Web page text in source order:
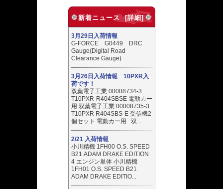
新着ニュース [詳細]
3月29日入荷情報
G-FORCE G0449 DRC
Gauge(Digital Road
Clearance Gauge)
3月26日入荷情報 10PXR入
荷です！
双葉電子工業 00008734-3
T10PXR-R404SBSE 電動カー
用 双葉電子工業 00008735-3
T10PXR R404SBS-E 受信機2
個セット 電動カー用 双...
2/21 入荷情報
小川精機 1FH00 O.S. SPEED
B21 ADAM DRAKE EDITION
4 エンジン単体 小川精機
1FH01 O.S. SPEED B21
ADAM DRAKE EDITIO...